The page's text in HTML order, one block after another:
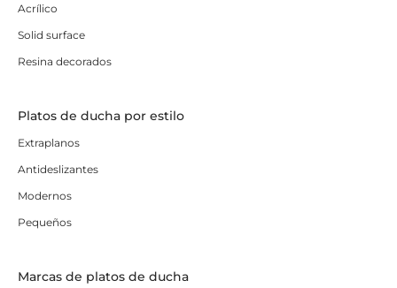
Acrílico
Solid surface
Resina decorados
Platos de ducha por estilo
Extraplanos
Antideslizantes
Modernos
Pequeños
Marcas de platos de ducha